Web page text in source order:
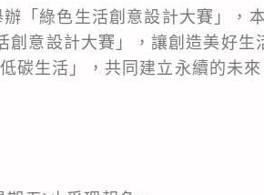
「綠色生活創意設計大賽」，
意設計大賽」，讓創造美好生
碳生活」，共同建立永續的未來